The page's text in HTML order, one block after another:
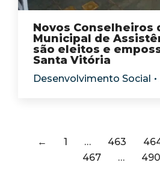
Novos Conselheiros
Municipal de
são eleitos e
Santa Vitória
Desenvolvimento Social
← 1 … 463
467
… 490